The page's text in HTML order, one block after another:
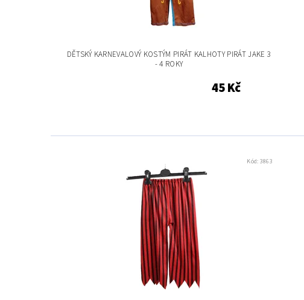
DĚTSKÝ KARNEVALOVÝ KOSTÝM PIRÁT KALHOTY PIRÁT JAKE 3
- 4 ROKY
45 Kč
Kód: 3863